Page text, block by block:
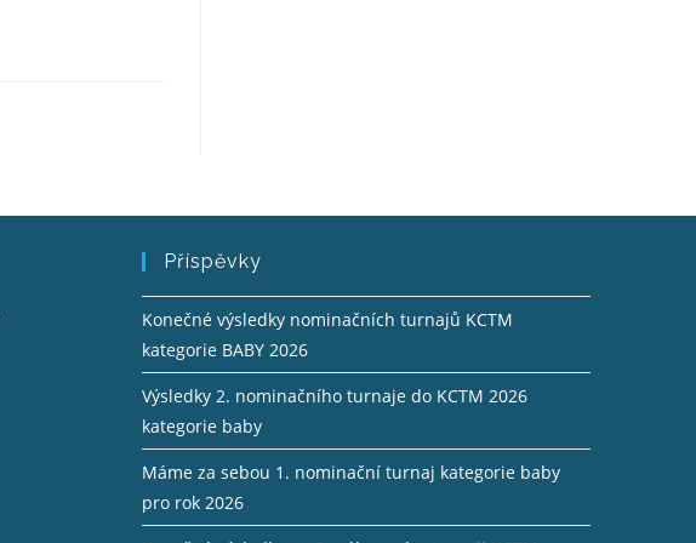
Příspěvky
Konečné výsledky nominačních turnajů KCTM
kategorie BABY 2026
Výsledky 2. nominačního turnaje do KCTM 2026
kategorie baby
Máme za sebou 1. nominační turnaj kategorie baby
pro rok 2026